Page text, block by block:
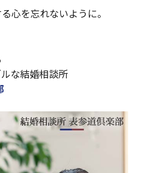
心を忘れないように。
な結婚相談所